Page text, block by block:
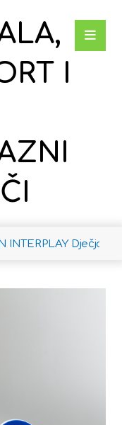
I
INTERPLAY Dječja